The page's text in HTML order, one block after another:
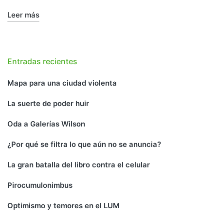
Leer más
Entradas recientes
Mapa para una ciudad violenta
La suerte de poder huir
Oda a Galerías Wilson
¿Por qué se filtra lo que aún no se anuncia?
La gran batalla del libro contra el celular
Pirocumulonimbus
Optimismo y temores en el LUM